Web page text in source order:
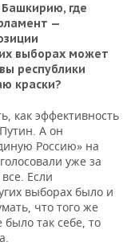
Башкирию, где
—
выборах может
республики
краски?
как эффективность
А он
Россию» на
уже за
Если
выборах было и
что того же
так себе, то